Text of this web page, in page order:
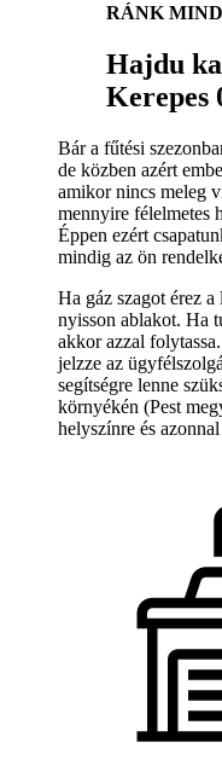
RÁNK
Hajdu
Kerepes
Bár a fűtési
de közben azért
amikor nincs meleg
mennyire félelmetes
Éppen ezért
mindig az ön
Ha gáz szagot érez
nyisson ablakot. Ha
akkor azzal
jelzze az
segítségre lenne
környékén (Pest
helyszínre és